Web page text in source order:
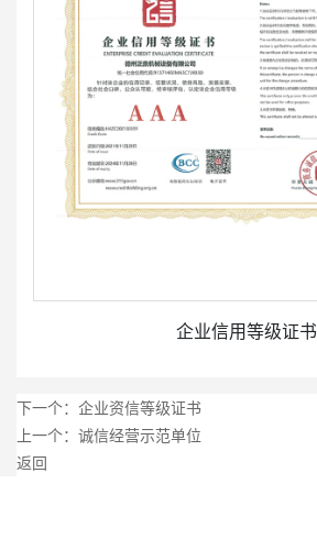
企业信用等级证书
下一个： 企业资信等级证书
上一个： 诚信经营示范单位
返回